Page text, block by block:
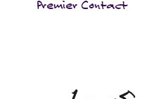
Premier Contact